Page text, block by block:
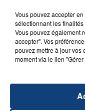
20 juillet 2026
OPÉRER DE LA
La famille a
Vous pouvez accepter
sélectionnant les
Vous pouvez également
accepter". Vos
pouvez mettre à jour vos
moment via le lien